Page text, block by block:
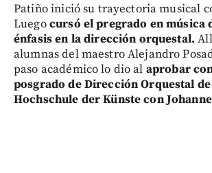
Patiño inició su trayectoria musical
Luegocursó el pregrado en música
énfasis en la dirección orquestal.
alumnas del maestro Alejandro
paso académico lo dio al aprobar
posgrado de Dirección Orquestal
Hochschule der Künste con